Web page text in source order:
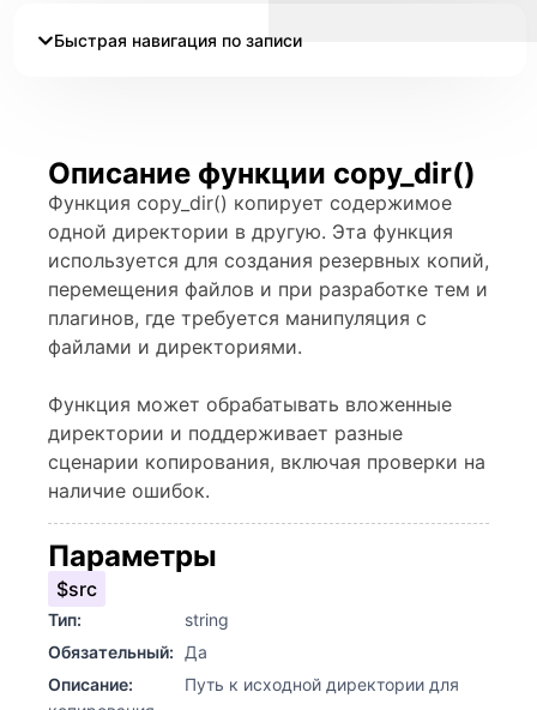
Быстрая навигация по записи
Описание функции copy_dir()
Функция copy_dir() копирует содержимое
одной директории в другую. Эта функция
используется для создания резервных копий,
перемещения файлов и при разработке тем и
плагинов, где требуется манипуляция с
файлами и директориями.
Функция может обрабатывать вложенные
директории и поддерживает разные
сценарии копирования, включая проверки на
наличие ошибок.
Параметры
$src
Тип:
string
Обязательный:
Да
Описание:
Путь к исходной директории для